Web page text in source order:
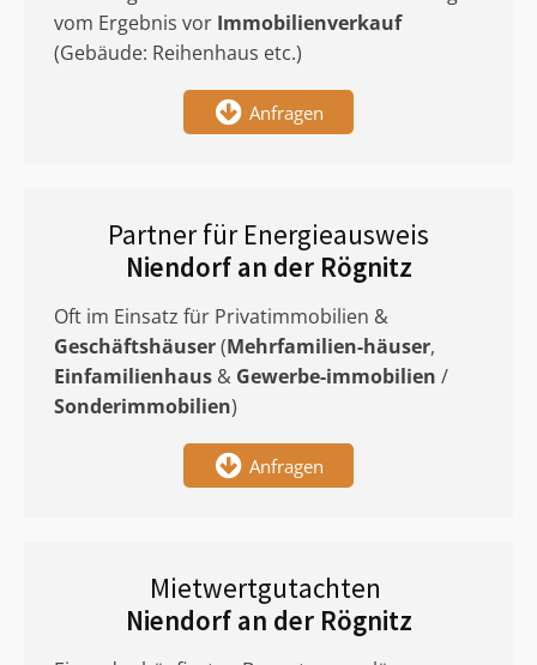
vom Ergebnis vor Immobilienverkauf
(Gebäude: Reihenhaus etc.)
Anfragen
Partner für Energieausweis
Niendorf an der Rögnitz
Oft im Einsatz für Privatimmobilien &
Geschäftshäuser(Mehrfamilien-häuser,
Einfamilienhaus & Gewerbe-immobilien /
Sonderimmobilien)
Anfragen
Mietwertgutachten
Niendorf an der Rögnitz